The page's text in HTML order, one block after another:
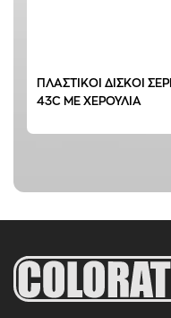
ΠΛΑΣΤΙΚΟΙ ΔΙΣΚΟΙ
43C ΜΕ ΧΕΡΟΥΛΙΑ